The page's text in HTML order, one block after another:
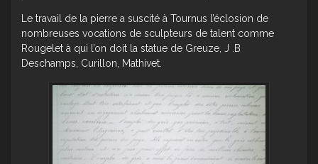
Le travail de la pierre a suscité à Tournus l’éclosion de
nombreuses vocations de sculpteurs de talent comme
Rougelet à qui l’on doit la statue de Greuze, J .B
Deschamps, Curillon, Mathivet.